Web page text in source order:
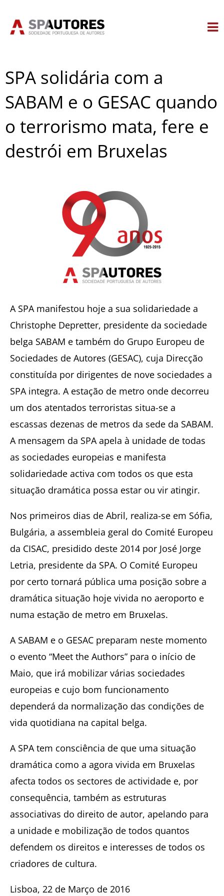
SPA solidária com a
SABAM e o GESAC quando
o terrorismo mata, fere e
destrói em Bruxelas
A SPA manifestou hoje a sua solidariedade a
Christophe Depretter, presidente da sociedade
belga SABAM e também do Grupo Europeu de
Sociedades de Autores (GESAC), cuja Direcção
constituída por dirigentes de nove sociedades a
SPA integra. A estação de metro onde decorreu
um dos atentados terroristas situa-se a
escassas dezenas de metros da sede da SABAM.
A mensagem da SPA apela à unidade de todas
as sociedades europeias e manifesta
solidariedade activa com todos os que esta
situação dramática possa estar ou vir atingir.
Nos primeiros dias de Abril, realiza-se em Sófia,
Bulgária, a assembleia geral do Comité Europeu
da CISAC, presidido deste 2014 por José Jorge
Letria, presidente da SPA. O Comité Europeu
por certo tornará pública uma posição sobre a
dramática situação hoje vivida no aeroporto e
numa estação de metro em Bruxelas.
A SABAM e o GESAC preparam neste momento
o evento “Meet the Authors” para o início de
Maio, que irá mobilizar várias sociedades
europeias e cujo bom funcionamento
dependerá da normalização das condições de
vida quotidiana na capital belga.
A SPA tem consciência de que uma situação
dramática como a agora vivida em Bruxelas
afecta todos os sectores de actividade e, por
consequência, também as estruturas
associativas do direito de autor, apelando para
a unidade e mobilização de todos quantos
defendem os direitos e interesses de todos os
criadores de cultura.
Lisboa, 22 de Março de 2016